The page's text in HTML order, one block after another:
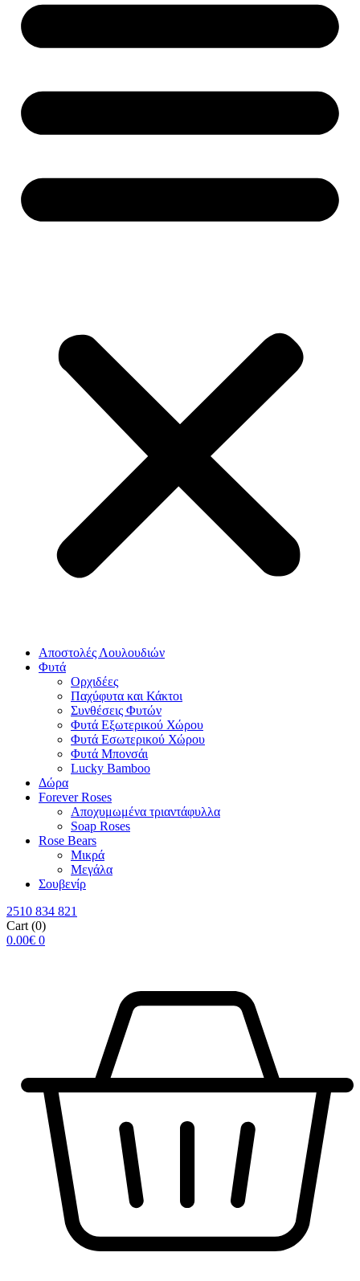
Αποστολές Λουλουδιών
Φυτά
Ορχιδέες
Παχύφυτα και Κάκτοι
Συνθέσεις Φυτών
Φυτά Εξωτερικού Χώρου
Φυτά Εσωτερικού Χώρου
Φυτά Μπονσάι
Lucky Bamboo
Δώρα
Forever Roses
Αποχυμωμένα τριαντάφυλλα
Soap Roses
Rose Βears
Μικρά
Μεγάλα
Σουβενίρ
2510 834 821
Cart (0)
0.00€ 0